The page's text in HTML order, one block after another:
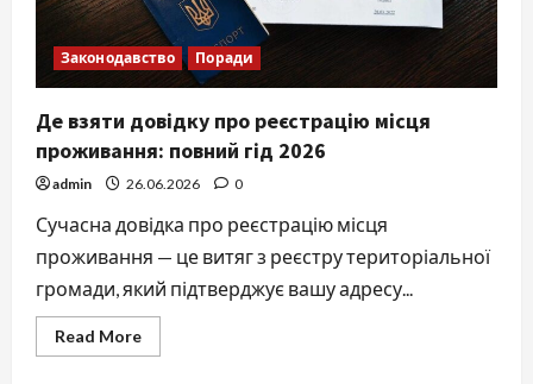
Законодавство Поради
Де взяти довідку про реєстрацію місця
проживання: повний гід 2026
admin 26.06.2026 0
Сучасна довідка про реєстрацію місця
проживання — це витяг з реєстру територіальної
громади, який підтверджує вашу адресу...
Read MoreRead
more